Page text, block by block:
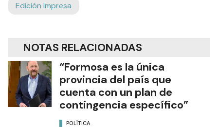
Edición Impresa
NOTAS RELACIONADAS
“Formosa es la única
provincia del país que
cuenta con un plan de
contingencia específico”
POLÍTICA